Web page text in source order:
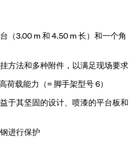
（3.00 m 和 4.50 m 长）和一个角
方法和多种附件，以满足现场要求
荷载能力（= 脚手架型号 6）
于其坚固的设计、喷漆的平台板和
进行保护